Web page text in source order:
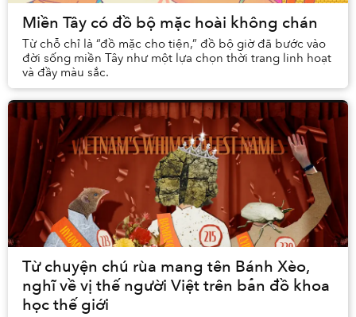
Miền Tây có đồ bộ mặc hoài không chán
Từ chỗ chỉ là “đồ mặc cho tiện,” đồ bộ giờ đã bước vào
đời sống miền Tây như một lựa chọn thời trang linh hoạt
và đầy màu sắc.
Từ chuyện chú rùa mang tên Bánh Xèo,
nghĩ về vị thế người Việt trên bản đồ khoa
học thế giới